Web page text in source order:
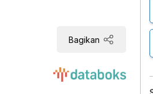
Bagikan